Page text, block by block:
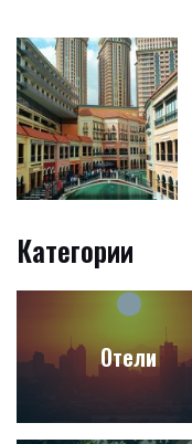
Категории
Отели